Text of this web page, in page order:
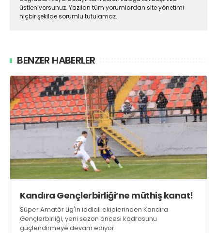
üstleniyorsunuz. Yazılan tüm yorumlardan site yönetimi
hiçbir şekilde sorumlu tutulamaz.
BENZER HABERLER
Kandıra Gençlerbirliği’ne müthiş kanat!
Süper Amatör Lig'in iddialı ekiplerinden Kandıra
Gençlerbirliği, yeni sezon öncesi kadrosunu
güçlendirmeye devam ediyor.